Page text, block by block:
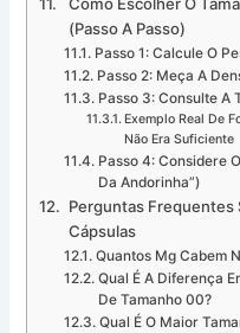
Como Escolher O
(Passo A Passo)
Passo 1: Calcule O
Passo 2: Meça A
Passo 3: Consulte A
Exemplo Real De
Não Era Suficiente
Passo 4: Considere
Da Andorinha”)
Perguntas Frequentes
Cápsulas
Quantos Mg Cabem
Qual É A Diferença
De Tamanho 00?
Qual É O Maior